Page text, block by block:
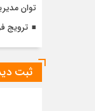
توان
ترویج
ثبت